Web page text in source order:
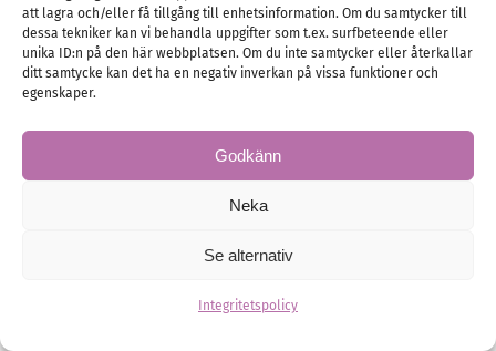
att lagra och/eller få tillgång till enhetsinformation. Om du samtycker till
dessa tekniker kan vi behandla uppgifter som t.ex. surfbeteende eller
unika ID:n på den här webbplatsen. Om du inte samtycker eller återkallar
ditt samtycke kan det ha en negativ inverkan på vissa funktioner och
egenskaper.
Godkänn
Neka
Se alternativ
Integritetspolicy
svensexa?
På Tweed Hotell, inbäddat i den idylliska
skönheten på Skaftö i Bohuslän, skapar vi